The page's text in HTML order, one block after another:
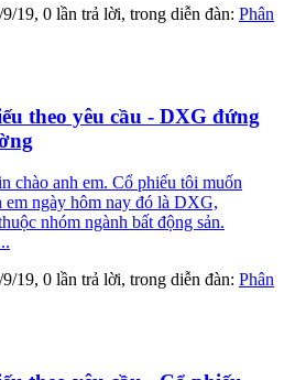
9/19, 0 lần trả lời, trong diễn đàn: Phân
theo yêu cầu - DXG đứng
chào anh em. Cổ phiếu tôi muốn
em ngày hôm nay đó là DXG,
nhóm ngành bất động sản.
9/19, 0 lần trả lời, trong diễn đàn: Phân